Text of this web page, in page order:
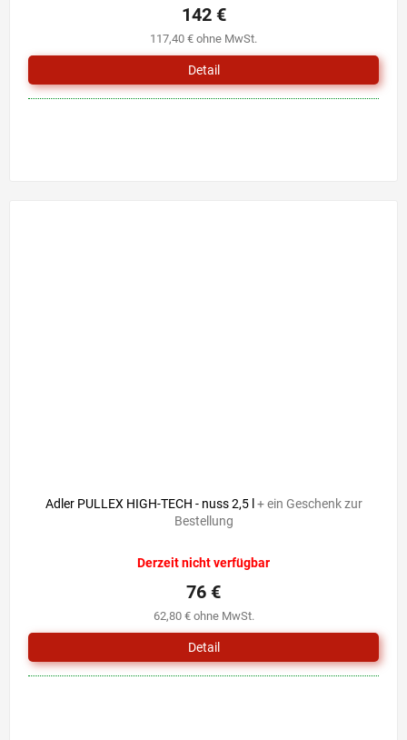
117,40 € ohne MwSt.
142 €
Detail
Adler PULLEX HIGH-TECH - nuss 2,5 l + ein Geschenk zur
Bestellung
Derzeit nicht verfügbar
62,80 € ohne MwSt.
76 €
Detail